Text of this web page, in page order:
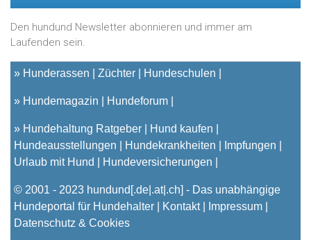
Den hundund Newsletter abonnieren und immer am
Laufenden sein.
» Hunderassen Züchter Hundeschulen
» Hundemagazin Hundeforum
» Hundehaltung Ratgeber
Hund kaufen
Hundeausstellungen
Hundekrankheiten
Impfungen
Urlaub mit Hund
Hundeversicherungen
© 2001 - 2023 hundund [.de|.at|.ch] - Das unabhängige
Hundeportal für Hundehalter |
Kontakt| Impressum
Datenschutz & Cookies